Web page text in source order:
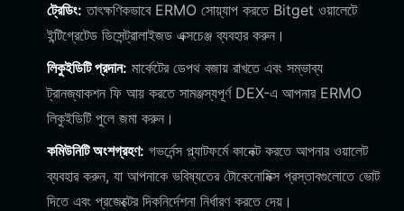
ট্রেডিং: তাৎক্ষণিকভাবে ERMO সোয়্যাপ করতে Bitget ওয়ালেটে
ইন্টিগ্রেটেড ডিসেন্ট্রালাইজড এক্সচেঞ্জ ব্যবহার করুন।
লিকুইডিটি প্রদান: মার্কেটের ডেপথ বজায় রাখতে এবং সম্ভাব্য
ট্রানজ্যাকশন ফি আয় করতে সামঞ্জস্যপূর্ণ DEX-এ আপনার ERMO
লিকুইডিটি পুলে জমা করুন।
কমিউনিটি অংশগ্রহণ: গভর্নেন্স প্ল্যাটফর্মে কানেক্ট করতে আপনার ওয়ালেট
ব্যবহার করুন, যা আপনাকে ভবিষ্যতের টোকেনোমিক্স প্রস্তাবগুলোতে ভোট
দিতে এবং প্রজেক্টের দিকনির্দেশনা নির্ধারণ করতে দেয়।